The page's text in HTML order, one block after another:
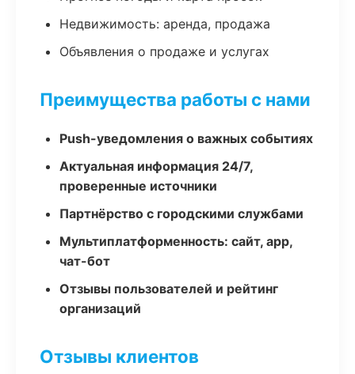
Недвижимость: аренда, продажа
Объявления о продаже и услугах
Преимущества работы с нами
Push-уведомления о важных событиях
Актуальная информация 24/7,
проверенные источники
Партнёрство с городскими службами
Мультиплатформенность: сайт, app,
чат-бот
Отзывы пользователей и рейтинг
организаций
Отзывы клиентов